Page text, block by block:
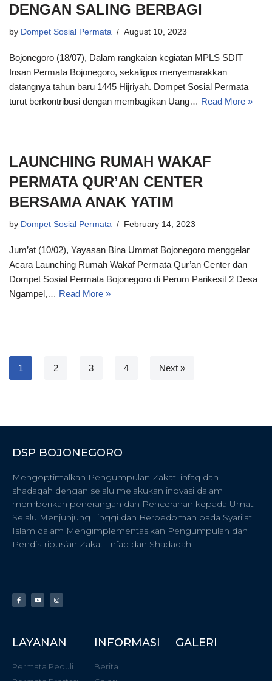
DENGAN SALING BERBAGI
by Dompet Sosial Permata August 10, 2023
Bojonegoro (18/07), Dalam rangkaian kegiatan MPLS SDIT
Insan Permata Bojonegoro, sekaligus menyemarakkan
datangnya tahun baru 1445 Hijriyah. Dompet Sosial Permata
turut berkontribusi dengan membagikan Uang… Read More »
LAUNCHING RUMAH WAKAF
PERMATA QUR’AN CENTER
BERSAMA ANAK YATIM
by Dompet Sosial Permata February 14, 2023
Jum’at (10/02), Yayasan Bina Ummat Bojonegoro menggelar
Acara Launching Rumah Wakaf Permata Qur’an Center dan
Dompet Sosial Permata Bojonegoro di Perum Parikesit 2 Desa
Ngampel,… Read More »
1 2 3 4 Next »
DSP BOJONEGORO
Mengoptimalkan Pengumpulan Zakat, infaq dan
shadaqah dengan selalu melakukan inovasi dalam
memberikan penerangan dan Pencerahan kepada Umat;
Selalu Menjunjung Tinggi dan Berpedoman pada Syari’at
Islam dalam Mengimplementasikan Pengumpulan dan
Pendistribusian Zakat, Infaq dan Shadaqah
LAYANAN
Permata Peduli
INFORMASI
Berita
GALERI